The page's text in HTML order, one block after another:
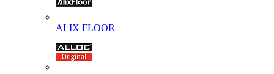
ALIX FLOOR